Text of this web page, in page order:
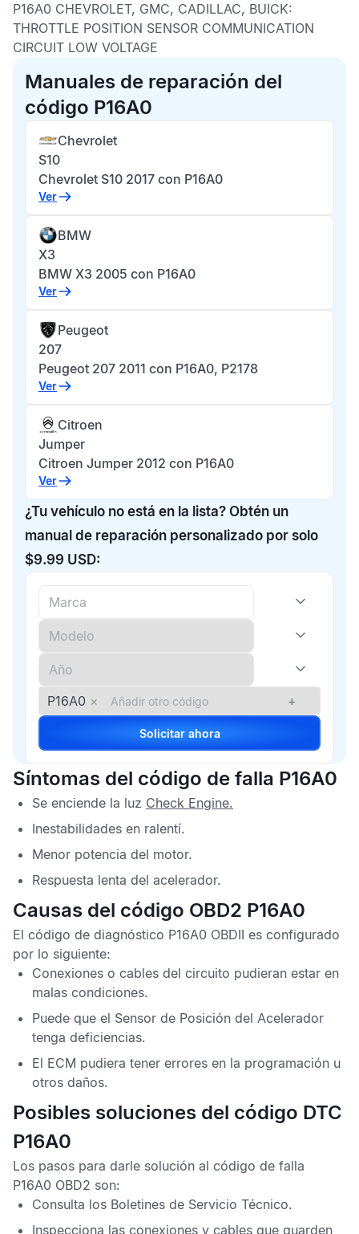
P16A0 CHEVROLET, GMC, CADILLAC, BUICK:
THROTTLE POSITION SENSOR COMMUNICATION
CIRCUIT LOW VOLTAGE
Manuales de reparación del
código P16A0
Chevrolet
S10
Chevrolet S10 2017 con P16A0
Ver
BMW
X3
BMW X3 2005 con P16A0
Ver
Peugeot
207
Peugeot 207 2011 con P16A0, P2178
Ver
Citroen
Jumper
Citroen Jumper 2012 con P16A0
Ver
¿Tu vehículo no está en la lista? Obtén un
manual de reparación personalizado por solo
$9.99 USD:
P16A0 × +
Solicitar ahora
Síntomas del código de falla P16A0
Se enciende la luz Check Engine.
Inestabilidades en ralentí.
Menor potencia del motor.
Respuesta lenta del acelerador.
Causas del código OBD2 P16A0
El código de diagnóstico P16A0 OBDII es configurado
por lo siguiente:
Conexiones o cables del circuito pudieran estar en
malas condiciones.
Puede que el Sensor de Posición del Acelerador
tenga deficiencias.
El ECM pudiera tener errores en la programación u
otros daños.
Posibles soluciones del código DTC
P16A0
Los pasos para darle solución al código de falla
P16A0 OBD2 son:
Consulta los Boletines de Servicio Técnico.
Inspecciona las conexiones y cables que guarden